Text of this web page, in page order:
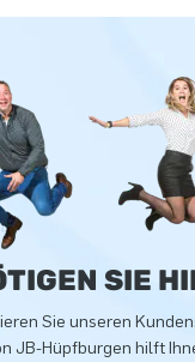
SIE
Sie unseren
JB-Hüpfburgen hilft